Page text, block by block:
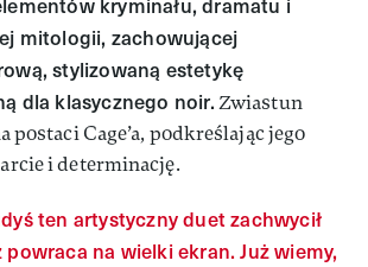
mitologii, zachowującej
stylizowaną estetykę
dla klasycznego noir.Zwiastun
postaci Cage’a, podkreślając jego
i determinację.
ten artystyczny duet zachwycił
na wielki ekran. Już wiemy,